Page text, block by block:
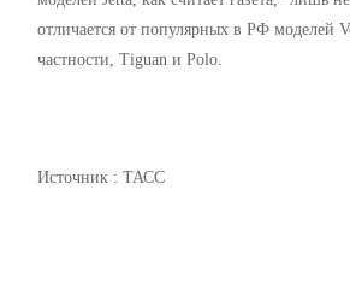
отличается от популярных в РФ моделей
частности, Tiguan и Polo.
Источник : ТАСС